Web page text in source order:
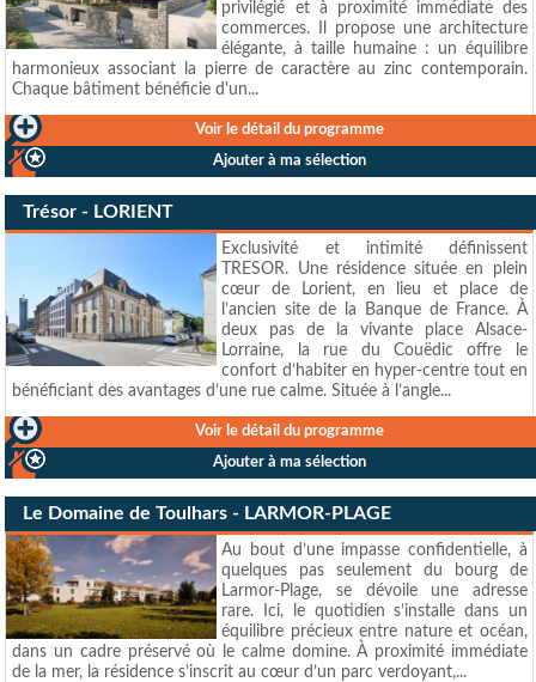
privilégié et à proximité immédiate des
commerces. Il propose une architecture
élégante, à taille humaine : un équilibre
harmonieux associant la pierre de caractère au zinc contemporain.
Chaque bâtiment bénéficie d'un...
Voir le détail du programme
Ajouter à ma sélection
Trésor - LORIENT
Exclusivité et intimité définissent
TRESOR. Une résidence située en plein
cœur de Lorient, en lieu et place de
l’ancien site de la Banque de France. À
deux pas de la vivante place Alsace-
Lorraine, la rue du Couëdic offre le
confort d’habiter en hyper-centre tout en
bénéficiant des avantages d’une rue calme. Située à l’angle...
Voir le détail du programme
Ajouter à ma sélection
Le Domaine de Toulhars - LARMOR-PLAGE
Au bout d’une impasse confidentielle, à
quelques pas seulement du bourg de
Larmor-Plage, se dévoile une adresse
rare. Ici, le quotidien s’installe dans un
équilibre précieux entre nature et océan,
dans un cadre préservé où le calme domine. À proximité immédiate
de la mer, la résidence s’inscrit au cœur d’un parc verdoyant,...